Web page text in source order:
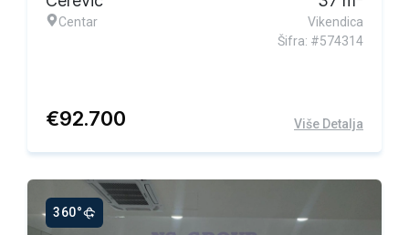
Centar
Vikendica
Šifra: #574314
€92.700 Više Detalja
360°